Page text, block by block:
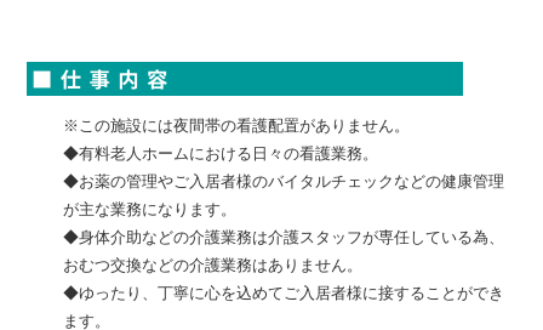
※この施設には夜間帯の看護配置がありません。
◆有料老人ホームにおける日々の看護業務。
◆お薬の管理やご入居者様のバイタルチェックなどの健康管理
が主な業務になります。
◆身体介助などの介護業務は介護スタッフが専任している為、
おむつ交換などの介護業務はありません。
◆ゆったり、丁寧に心を込めてご入居者様に接することができ
ます。